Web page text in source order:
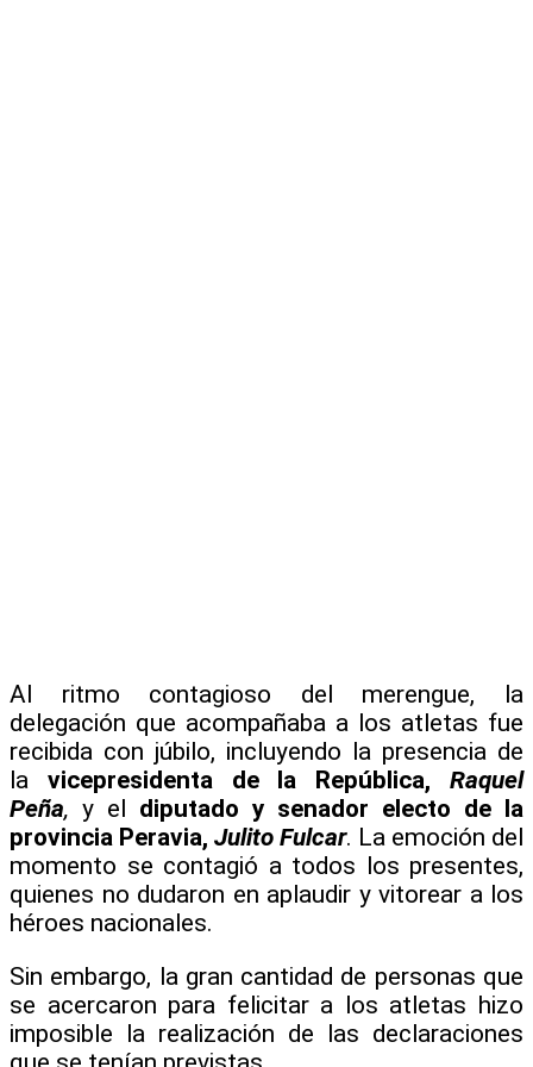
Al ritmo contagioso del merengue, la
delegación que acompañaba a los atletas fue
recibida con júbilo, incluyendo la presencia de
la vicepresidenta de la República,Raquel
Peña, y el diputado y senador electo de la
provincia Peravia, Julito Fulcar. La emoción del
momento se contagió a todos los presentes,
quienes no dudaron en aplaudir y vitorear a los
héroes nacionales.
Sin embargo, la gran cantidad de personas que
se acercaron para felicitar a los atletas hizo
imposible la realización de las declaraciones